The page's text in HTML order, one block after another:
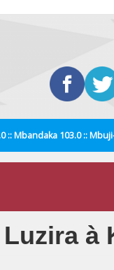
:: Mbandaka 103.0 ::
à